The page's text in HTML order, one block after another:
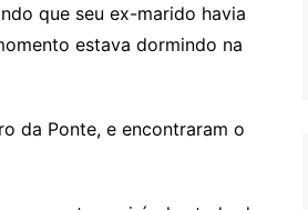
que seu ex-marido havia
estava dormindo na
da Ponte, e encontraram o